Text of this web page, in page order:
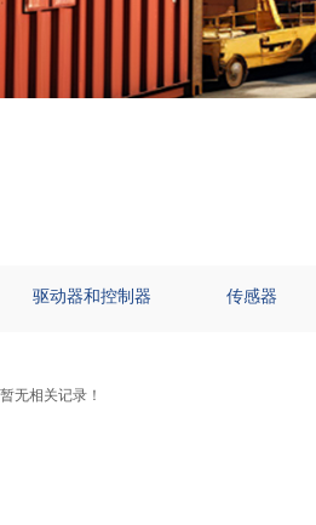
驱动器和控制器 传感器
暂无相关记录！